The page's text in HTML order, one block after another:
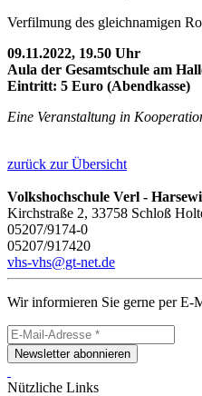
Verfilmung des gleichnamigen
09.11.2022, 19.50 Uhr
Aula der Gesamtschule am
Eintritt: 5 Euro (Abendkasse)
Eine Veranstaltung in
zurück zur Übersicht
Volkshochschule Verl -
Kirchstraße 2, 33758 Schloß
05207/9174-0
05207/917420
vhs-vhs@gt-net.de
Wir informieren Sie gerne per E-
Newsletter abonnieren
Nützliche Links